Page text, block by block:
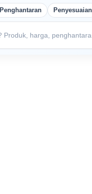
Penghantaran Penyesuaian